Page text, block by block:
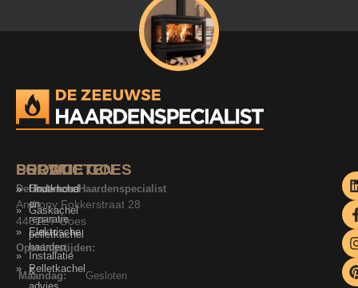
SERVICE
Onderhoud
en
reparatie
pelletkachel
Installatie
&
PRODUCTEN
Houtkachel
Gaskachel
Elektrische
haarden
Pelletkachel
LOCATIE GOES
De Zeeuwse Haardenspecialist
Anthony Fokkerstraat 28
4462ET Goes
Openingstijden:
Maandag:
Gesloten